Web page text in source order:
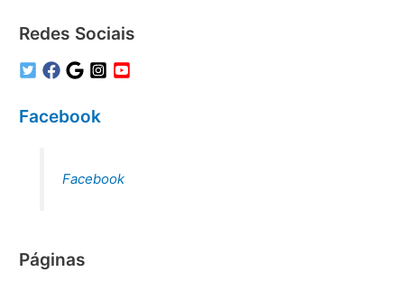
Redes Sociais
Facebook
Facebook
Páginas